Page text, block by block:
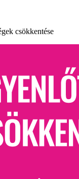
csökkentése